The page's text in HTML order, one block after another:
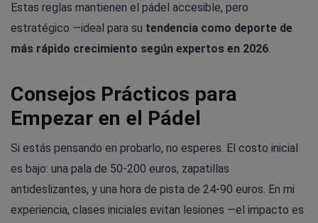
Estas reglas mantienen el pádel accesible, pero
estratégico —ideal para su tendencia como deporte de
más rápido crecimiento según expertos en 2026.
Consejos Prácticos para
Empezar en el Pádel
Si estás pensando en probarlo, no esperes. El costo inicial
es bajo: una pala de 50-200 euros, zapatillas
antideslizantes, y una hora de pista de 24-90 euros. En mi
experiencia, clases iniciales evitan lesiones —el impacto es